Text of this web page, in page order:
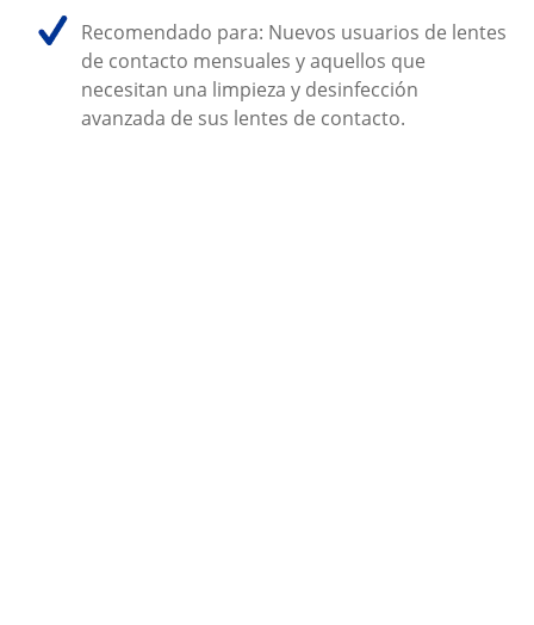
Recomendado para: Nuevos usuarios de lentes
de contacto mensuales y aquellos que
necesitan una limpieza y desinfección
avanzada de sus lentes de contacto.